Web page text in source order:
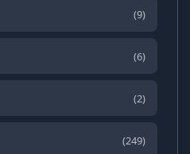
(9)
(6)
(2)
(249)